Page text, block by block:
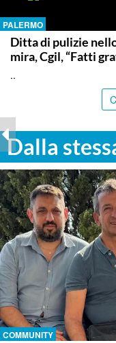
PALERMO
Ditta di pulizie
mira, Cgil, “Fatti
..
Dalla
COMMUNITY